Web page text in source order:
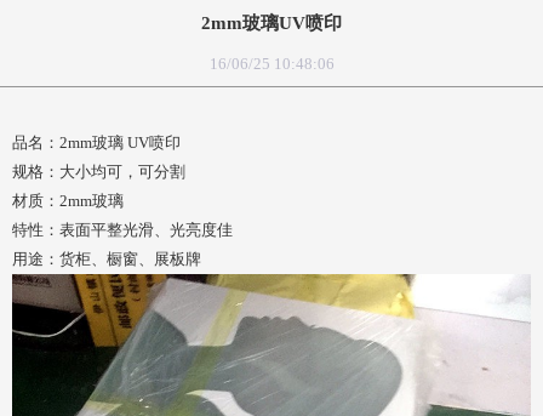
2mm玻璃UV喷印
16/06/25 10:48:06
品名：2mm玻璃 UV喷印
规格：大小均可，可分割
材质：2mm玻璃
特性：表面平整光滑、光亮度佳
用途：货柜、橱窗、展板牌